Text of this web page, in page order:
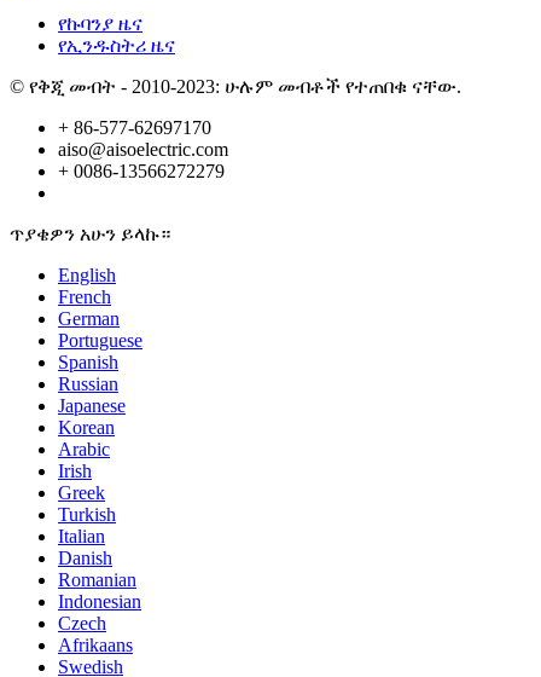
የኩባንያ ዜና
የኢንዱስትሪ ዜና
© የቅጂ መብት - 2010-2023: ሁሉም መብቶች የተጠበቁ ናቸው.
+ 86-577-62697170
aiso@aisoelectric.com
+ 0086-13566272279
ጥያቄዎን አሁን ይላኩ።
English
French
German
Portuguese
Spanish
Russian
Japanese
Korean
Arabic
Irish
Greek
Turkish
Italian
Danish
Romanian
Indonesian
Czech
Afrikaans
Swedish